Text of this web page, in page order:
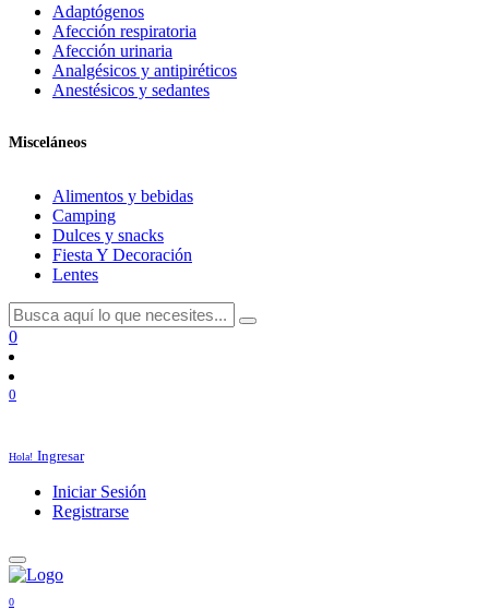
Adaptógenos
Afección respiratoria
Afección urinaria
Analgésicos y antipiréticos
Anestésicos y sedantes
Misceláneos
Alimentos y bebidas
Camping
Dulces y snacks
Fiesta Y Decoración
Lentes
0
0
Hola! Ingresar
Iniciar Sesión
Registrarse
0